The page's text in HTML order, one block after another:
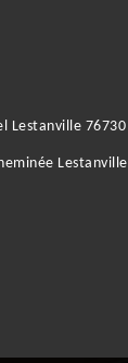
Lestanville 76730
Lestanville